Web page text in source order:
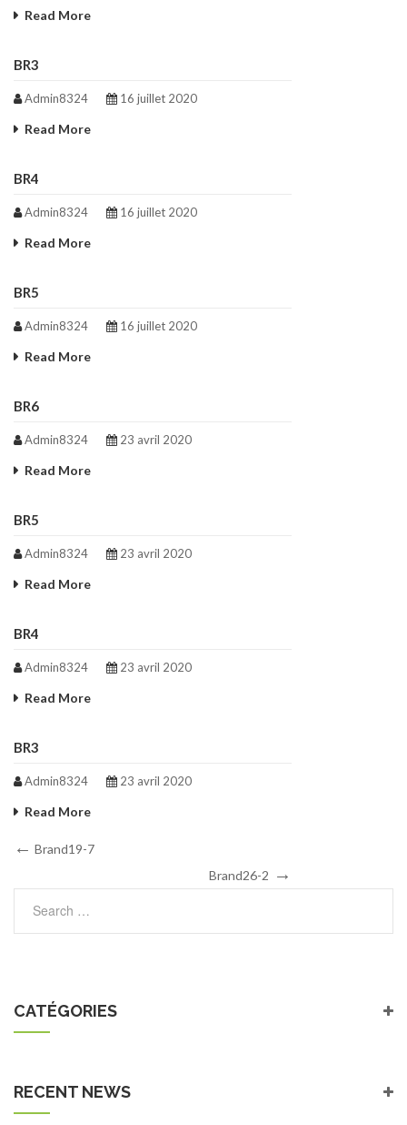
Read More
BR3
Admin8324 16 juillet 2020
Read More
BR4
Admin8324 16 juillet 2020
Read More
BR5
Admin8324 16 juillet 2020
Read More
BR6
Admin8324 23 avril 2020
Read More
BR5
Admin8324 23 avril 2020
Read More
BR4
Admin8324 23 avril 2020
Read More
BR3
Admin8324 23 avril 2020
Read More
Navigation
de
l’article
Previous
Brand19-7
Post
Brand26-2
CATÉGORIES
RECENT NEWS